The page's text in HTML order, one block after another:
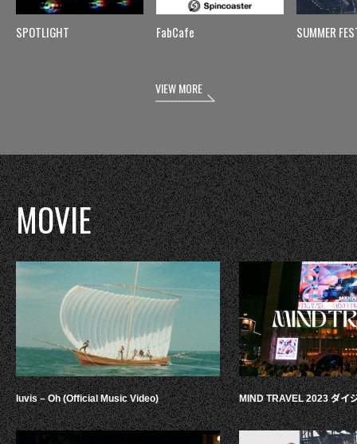
SPOTLIGHT FabCafe SUMMER
VIEW MORE
MOVIE
luvis – Oh (Official Music Video) MIND TRAVEL 2023 ダイ